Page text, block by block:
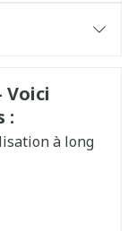
:
à long